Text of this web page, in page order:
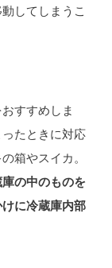
してしまうこ
すすめしま
たときに対応
箱やスイカ。
の中のものを
に冷蔵庫内部